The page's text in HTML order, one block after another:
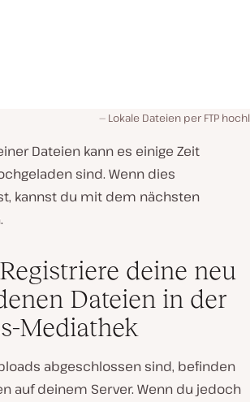
Lokale Dateien per FTP
Dateien kann es einige Zeit
sind. Wenn dies
kannst du mit dem nächsten
deine neu
Dateien in der
Mediathek
abgeschlossen sind, befinden
auf deinem Server. Wenn du jedoch